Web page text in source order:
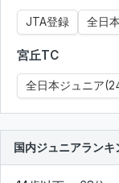
JTA登録 全日
宮丘TC
全日本ジュニア
国内ジュニアランキ